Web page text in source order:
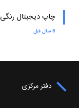
چاپ دیجیتال رنگی
8 سال قبل
دفتر مرکزی